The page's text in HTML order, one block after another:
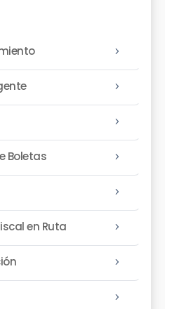
5
5
5
5
Boletas
5
5
en Ruta
5
5